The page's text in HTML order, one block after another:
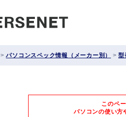
>パソコンスペック情報（メーカー別） >型
このペ
パソコンの使い方